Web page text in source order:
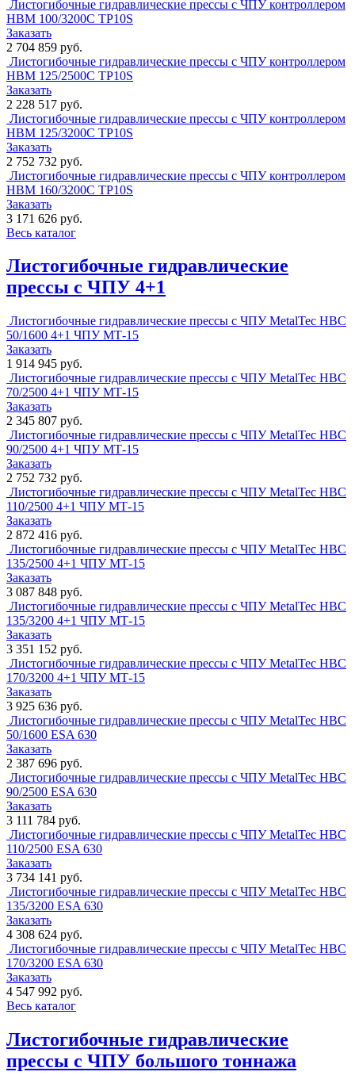
Листогибочные гидравлические прессы с ЧПУ контроллером
HBM 100/3200C TP10S
Заказать
2 704 859 руб.
Листогибочные гидравлические прессы с ЧПУ контроллером
HBM 125/2500C TP10S
Заказать
2 228 517 руб.
Листогибочные гидравлические прессы с ЧПУ контроллером
HBM 125/3200C TP10S
Заказать
2 752 732 руб.
Листогибочные гидравлические прессы с ЧПУ контроллером
HBM 160/3200C TP10S
Заказать
3 171 626 руб.
Весь каталог
Листогибочные гидравлические
прессы с ЧПУ 4+1
Листогибочные гидравлические прессы с ЧПУ MetalTec HBC
50/1600 4+1 ЧПУ МТ-15
Заказать
1 914 945 руб.
Листогибочные гидравлические прессы с ЧПУ MetalTec HBС
70/2500 4+1 ЧПУ МТ-15
Заказать
2 345 807 руб.
Листогибочные гидравлические прессы с ЧПУ MetalTec HBС
90/2500 4+1 ЧПУ МТ-15
Заказать
2 752 732 руб.
Листогибочные гидравлические прессы с ЧПУ MetalTec HBС
110/2500 4+1 ЧПУ МТ-15
Заказать
2 872 416 руб.
Листогибочные гидравлические прессы с ЧПУ MetalTec HBС
135/2500 4+1 ЧПУ МТ-15
Заказать
3 087 848 руб.
Листогибочные гидравлические прессы с ЧПУ MetalTec HBС
135/3200 4+1 ЧПУ МТ-15
Заказать
3 351 152 руб.
Листогибочные гидравлические прессы с ЧПУ MetalTec HBС
170/3200 4+1 ЧПУ МТ-15
Заказать
3 925 636 руб.
Листогибочные гидравлические прессы с ЧПУ MetalTec HBC
50/1600 ESA 630
Заказать
2 387 696 руб.
Листогибочные гидравлические прессы с ЧПУ MetalTec HBC
90/2500 ESA 630
Заказать
3 111 784 руб.
Листогибочные гидравлические прессы с ЧПУ MetalTec HBC
110/2500 ESA 630
Заказать
3 734 141 руб.
Листогибочные гидравлические прессы с ЧПУ MetalTec HBC
135/3200 ESA 630
Заказать
4 308 624 руб.
Листогибочные гидравлические прессы с ЧПУ MetalTec HBC
170/3200 ESA 630
Заказать
4 547 992 руб.
Весь каталог
Листогибочные гидравлические
прессы с ЧПУ большого тоннажа